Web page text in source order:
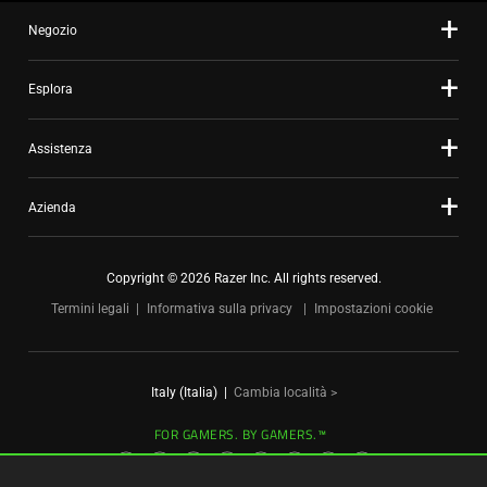
Negozio
Esplora
Assistenza
Azienda
Copyright © 2026 Razer Inc. All rights reserved.
Termini legali
Informativa sulla privacy Impostazioni cookie
Italy (Italia)| Cambia località >
FOR GAMERS. BY GAMERS.™